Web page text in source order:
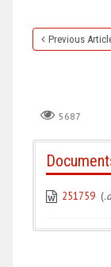
Previous
5687
251759 (